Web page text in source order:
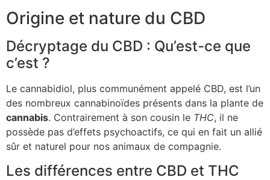
Origine et nature du CBD
Décryptage du CBD : Qu’est-ce que
c’est ?
Le cannabidiol, plus communément appelé CBD, est l’un
des nombreux cannabinoïdes présents dans la plante de
cannabis. Contrairement à son cousin le THC, il ne
possède pas d’effets psychoactifs, ce qui en fait un allié
sûr et naturel pour nos animaux de compagnie.
Les différences entre CBD et THC